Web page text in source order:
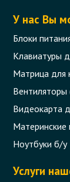
У нас Вы
Блоки
Клавиатуры
Матрица для
Вентиляторы
Видеокарта
Материнские
Ноутбуки б/у
Услуги